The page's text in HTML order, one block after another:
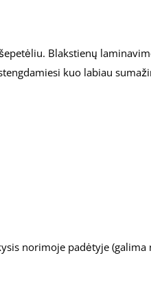
Blakstienų
kuo labiau
norimoje padėtyje (galima